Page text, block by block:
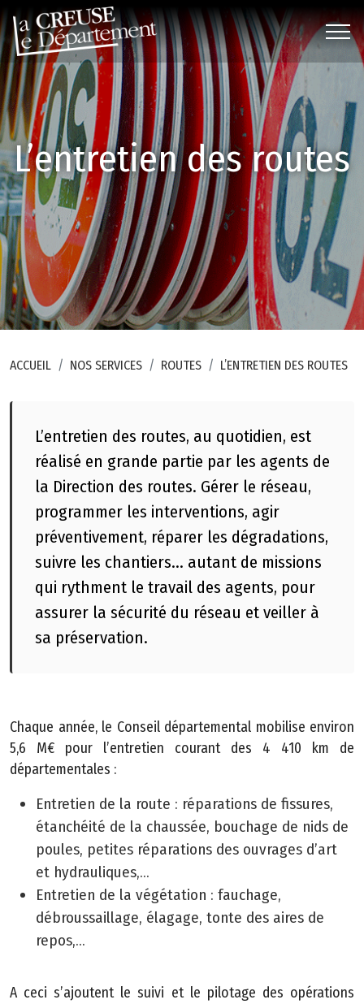
L’entretien des routes
ACCUEIL NOS SERVICES ROUTES L’ENTRETIEN DES ROUTES
L’entretien des routes, au quotidien, est
réalisé en grande partie par les agents de
la Direction des routes. Gérer le réseau,
programmer les interventions, agir
préventivement, réparer les dégradations,
suivre les chantiers... autant de missions
qui rythment le travail des agents, pour
assurer la sécurité du réseau et veiller à
sa préservation.
Chaque année, le Conseil départemental mobilise environ
5,6 M€ pour l’entretien courant des 4 410 km de
départementales :
Entretien de la route : réparations de fissures,
étanchéité de la chaussée, bouchage de nids de
poules, petites réparations des ouvrages d’art
et hydrauliques,...
Entretien de la végétation : fauchage,
débroussaillage, élagage, tonte des aires de
repos,...
A ceci s’ajoutent le suivi et le pilotage des opérations